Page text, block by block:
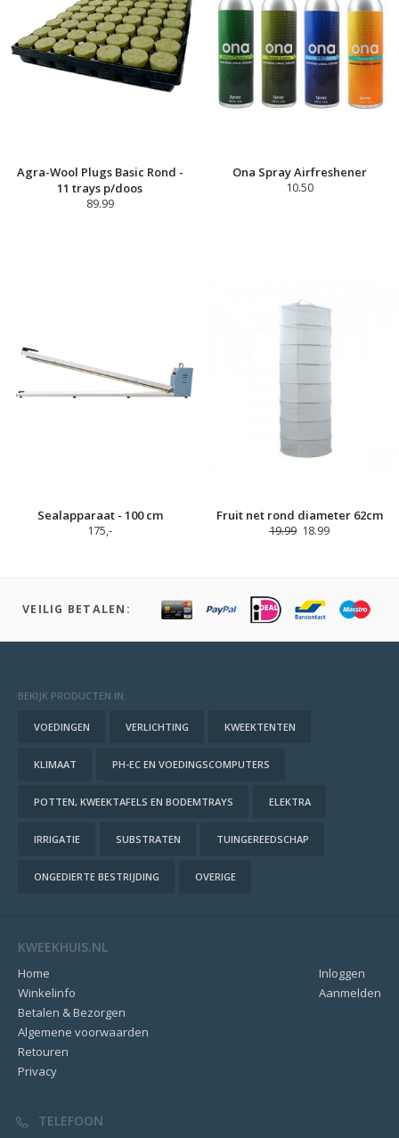
Agra-Wool Plugs Basic Rond -
11 trays p/doos
89.99
Ona Spray Airfreshener
10.50
Sealapparaat - 100 cm
175,-
Fruit net rond diameter 62cm
19.99 18.99
VEILIG BETALEN:
BEKIJK PRODUCTEN IN:
VOEDINGEN VERLICHTING KWEEKTENTEN
KLIMAAT PH-EC EN VOEDINGSCOMPUTERS
POTTEN, KWEEKTAFELS EN BODEMTRAYS ELEKTRA
IRRIGATIE SUBSTRATEN TUINGEREEDSCHAP
ONGEDIERTE BESTRIJDING OVERIGE
KWEEKHUIS.NL
Inloggen
Aanmelden
Home
Winkelinfo
Betalen & Bezorgen
Algemene voorwaarden
Retouren
Privacy
TELEFOON